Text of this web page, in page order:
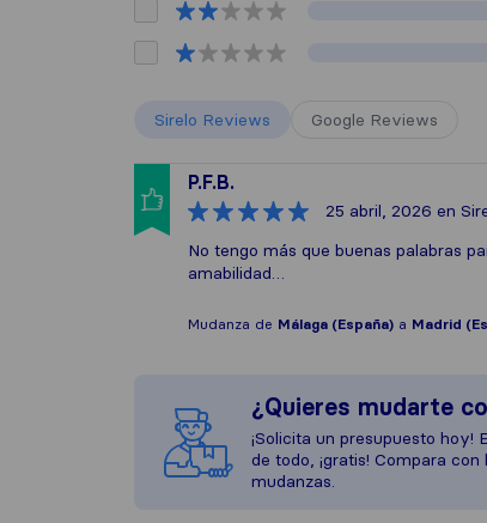
Sirelo Reviews Google Reviews
P.F.B.
25 abril, 2026 en
No tengo más que buenas palabras
amabilidad…
Mudanza de Málaga (España) a Madrid
¿Quieres mudarte
¡Solicita un presupuesto hoy!
de todo, ¡gratis! Compara
mudanzas.